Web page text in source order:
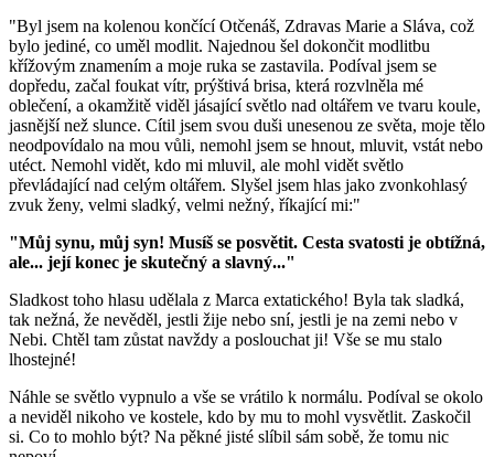
"Byl jsem na kolenou končící Otčenáš, Zdravas Marie a Sláva, což
bylo jediné, co uměl modlit. Najednou šel dokončit modlitbu
křížovým znamením a moje ruka se zastavila. Podíval jsem se
dopředu, začal foukat vítr, prýštivá brisa, která rozvlněla mé
oblečení, a okamžitě viděl jásající světlo nad oltářem ve tvaru koule,
jasnější než slunce. Cítil jsem svou duši unesenou ze světa, moje tělo
neodpovídalo na mou vůli, nemohl jsem se hnout, mluvit, vstát nebo
utéct. Nemohl vidět, kdo mi mluvil, ale mohl vidět světlo
převládající nad celým oltářem. Slyšel jsem hlas jako zvonkohlasý
zvuk ženy, velmi sladký, velmi nežný, říkající mi:"
"Můj synu, můj syn! Musíš se posvětit. Cesta svatosti je obtížná,
ale... její konec je skutečný a slavný..."
Sladkost toho hlasu udělala z Marca extatického! Byla tak sladká,
tak nežná, že nevěděl, jestli žije nebo sní, jestli je na zemi nebo v
Nebi. Chtěl tam zůstat navždy a poslouchat ji! Vše se mu stalo
lhostejné!
Náhle se světlo vypnulo a vše se vrátilo k normálu. Podíval se okolo
a neviděl nikoho ve kostele, kdo by mu to mohl vysvětlit. Zaskočil
si. Co to mohlo být? Na pěkné jisté slíbil sám sobě, že tomu nic